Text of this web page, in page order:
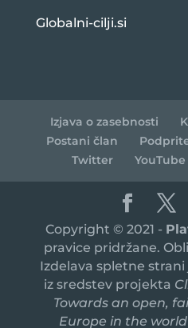
Globalni-cilji.si
Izjava o zasebnosti
Postani član
Twitter
YouTube
Copyright © 2021 -
pravice pridržane.
Izdelava spletne
iz sredstev projekta
Towards an open,
Europe in the world